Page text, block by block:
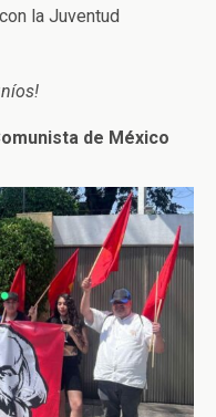
la Juventud
de México